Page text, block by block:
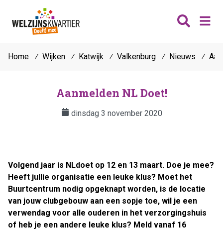
Katwijk
Lisse
Teylingen
Vrijwilligers
Fit & vitaal
Mantelzorg
Verhuur
Home ⁄ Wijken ⁄ Katwijk ⁄ Valkenburg ⁄ Nieuws ⁄
Aanmelden NL Doet!
dinsdag 3 november 2020
Volgend jaar is NLdoet op 12 en 13 maart. Doe je mee?
Heeft jullie organisatie een leuke klus? Moet het
Buurtcentrum nodig opgeknapt worden, is de locatie
van jouw clubgebouw aan een sopje toe, wil je een
verwendag voor alle ouderen in het verzorgingshuis
of heb je een andere leuke klus? Meld vanaf 16